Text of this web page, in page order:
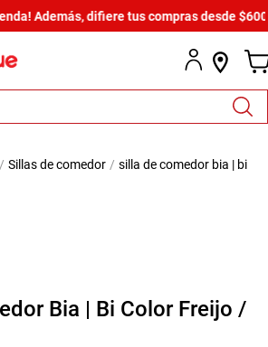
Además, difiere tus compras desde $600
sillas de comedor
silla de comedor bia | bi
Bia | Bi Color Freijo /